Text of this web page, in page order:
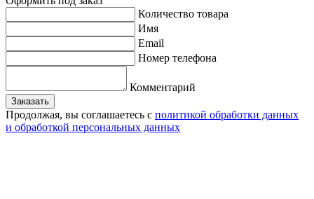
Количество товара
Имя
Email
Номер телефона
Комментарий
Заказать
Продолжая, вы соглашаетесь с политикой обработки данных
и обработкой персональных данных